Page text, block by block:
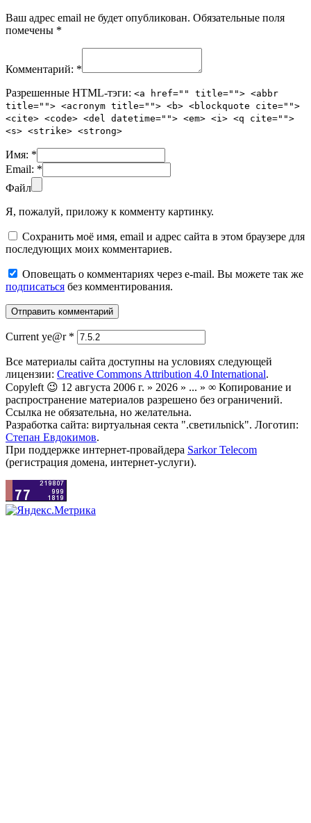
Ваш адрес email не будет опубликован. Обязательные поля
помечены *
Комментарий: *
Разрешенные HTML-тэги: <a href="" title=""> <abbr
title=""> <acronym title=""> <b> <blockquote cite="">
<cite> <code> <del datetime=""> <em> <i> <q cite="">
<s> <strike> <strong>
Имя: *
Email: *
Файл
Я, пожалуй, приложу к комменту картинку.
Сохранить моё имя, email и адрес сайта в этом браузере для
последующих моих комментариев.
Оповещать о комментариях через e-mail. Вы можете так же
подписаться без комментирования.
Current ye@r *
Все материалы сайта доступны на условиях следующей
лицензии: Creative Commons Attribution 4.0 International.
Copyleft 😉 12 августа 2006 г. » 2026 » ... » ∞ Копирование и
распространение материалов разрешено без ограничений.
Ссылка не обязательна, но желательна.
Разработка сайта: виртуальная секта ".светильnick". Логотип:
Степан Евдокимов.
При поддержке интернет-провайдера Sarkor Telecom
(регистрация домена, интернет-услуги).